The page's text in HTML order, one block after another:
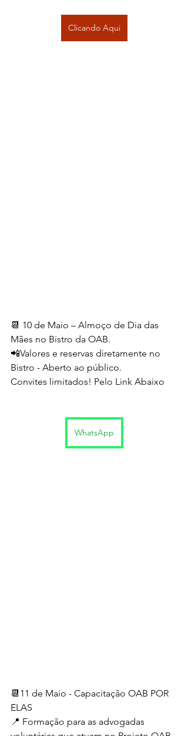
Clicando Aqui
📆 10 de Maio – Almoço de Dia das
Mães no Bistro da OAB.
📲Valores e reservas diretamente no
Bistro - Aberto ao público.
Convites limitados! Pelo Link Abaixo
WhatsApp
📆11 de Maio - Capacitação OAB POR
ELAS
📍 Formação para as advogadas